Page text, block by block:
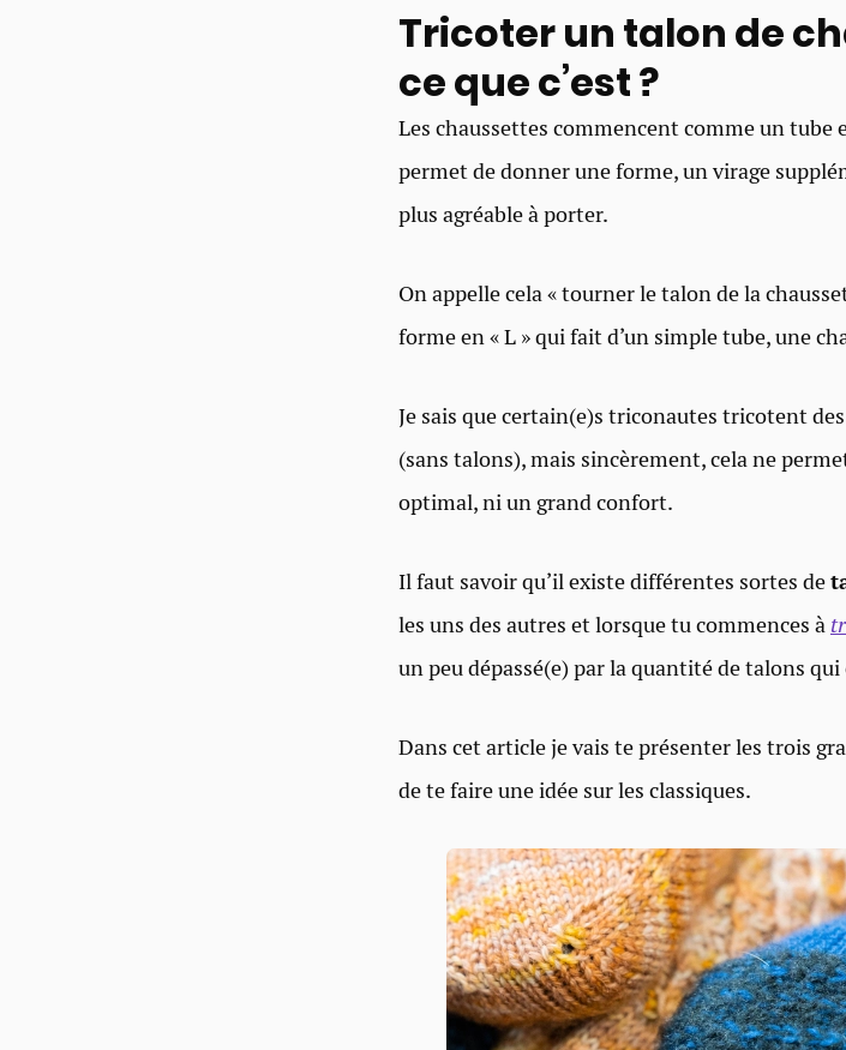
Tricoter un talon de
ce que c’est ?​
Les chaussettes commencent comme un tube
permet de donner une forme, un virage
plus agréable à porter.
On appelle cela « tourner le talon de la
forme en « L » qui fait d’un simple tube, une
Je sais que certain(e)s triconautes tricotent
(sans talons), mais sincèrement, cela ne
optimal, ni un grand confort.
Il faut savoir qu’il existe différentes sortes de
les uns des autres et lorsque tu commences à
un peu dépassé(e) par la quantité de talons
Dans cet article je vais te présenter les trois
de te faire une idée sur les classiques.